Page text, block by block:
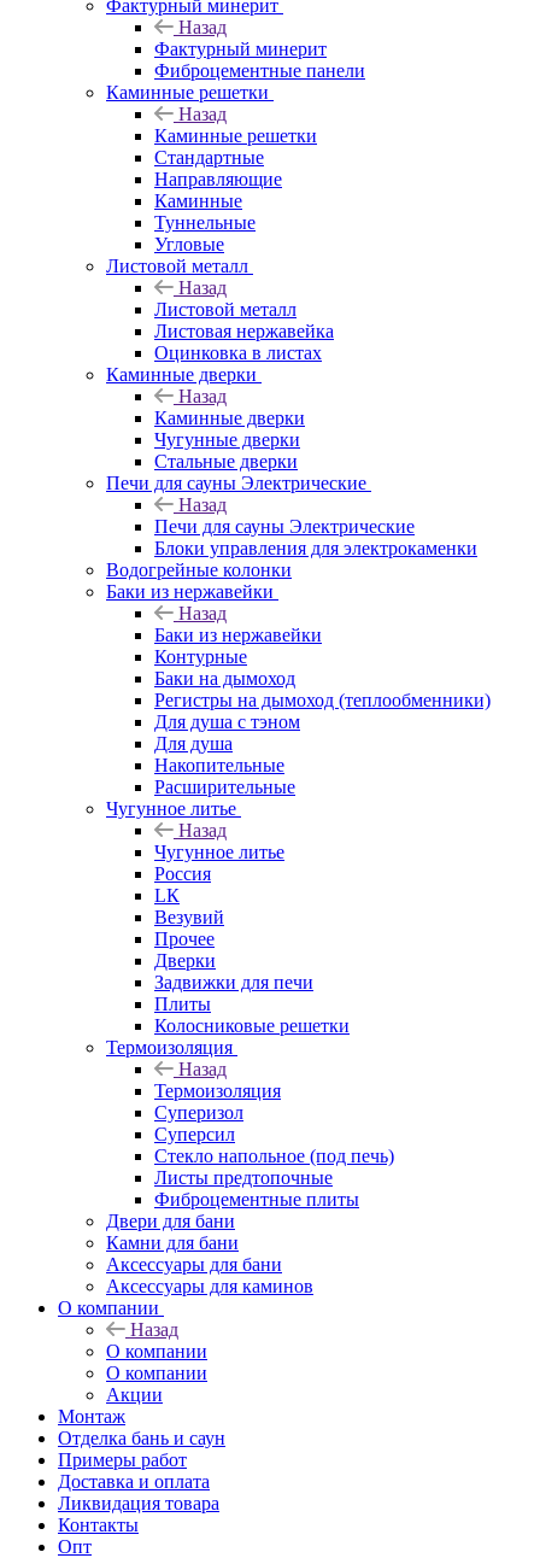
Фактурный минерит
Назад
Фактурный минерит
Фиброцементные панели
Каминные решетки
Назад
Каминные решетки
Стандартные
Направляющие
Каминные
Туннельные
Угловые
Листовой металл
Назад
Листовой металл
Листовая нержавейка
Оцинковка в листах
Каминные дверки
Назад
Каминные дверки
Чугунные дверки
Стальные дверки
Печи для сауны Электрические
Назад
Печи для сауны Электрические
Блоки управления для электрокаменки
Водогрейные колонки
Баки из нержавейки
Назад
Баки из нержавейки
Контурные
Баки на дымоход
Регистры на дымоход (теплообменники)
Для душа с тэном
Для душа
Накопительные
Расширительные
Чугунное литье
Назад
Чугунное литье
Россия
LК
Везувий
Прочее
Дверки
Задвижки для печи
Плиты
Колосниковые решетки
Термоизоляция
Назад
Термоизоляция
Суперизол
Суперсил
Стекло напольное (под печь)
Листы предтопочные
Фиброцементные плиты
Двери для бани
Камни для бани
Аксессуары для бани
Аксессуары для каминов
О компании
Назад
О компании
О компании
Акции
Монтаж
Отделка бань и саун
Примеры работ
Доставка и оплата
Ликвидация товара
Контакты
Опт